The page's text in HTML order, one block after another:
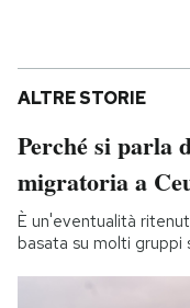
ALTRE STORIE
Perché si parla
migratoria a
È un'eventualità
basata su molti gruppi